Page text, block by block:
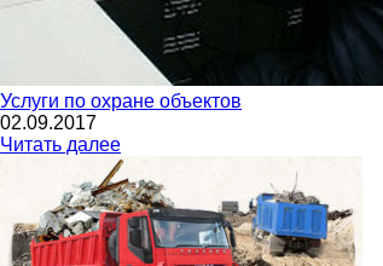
Услуги по охране объектов
02.09.2017
Читать далее